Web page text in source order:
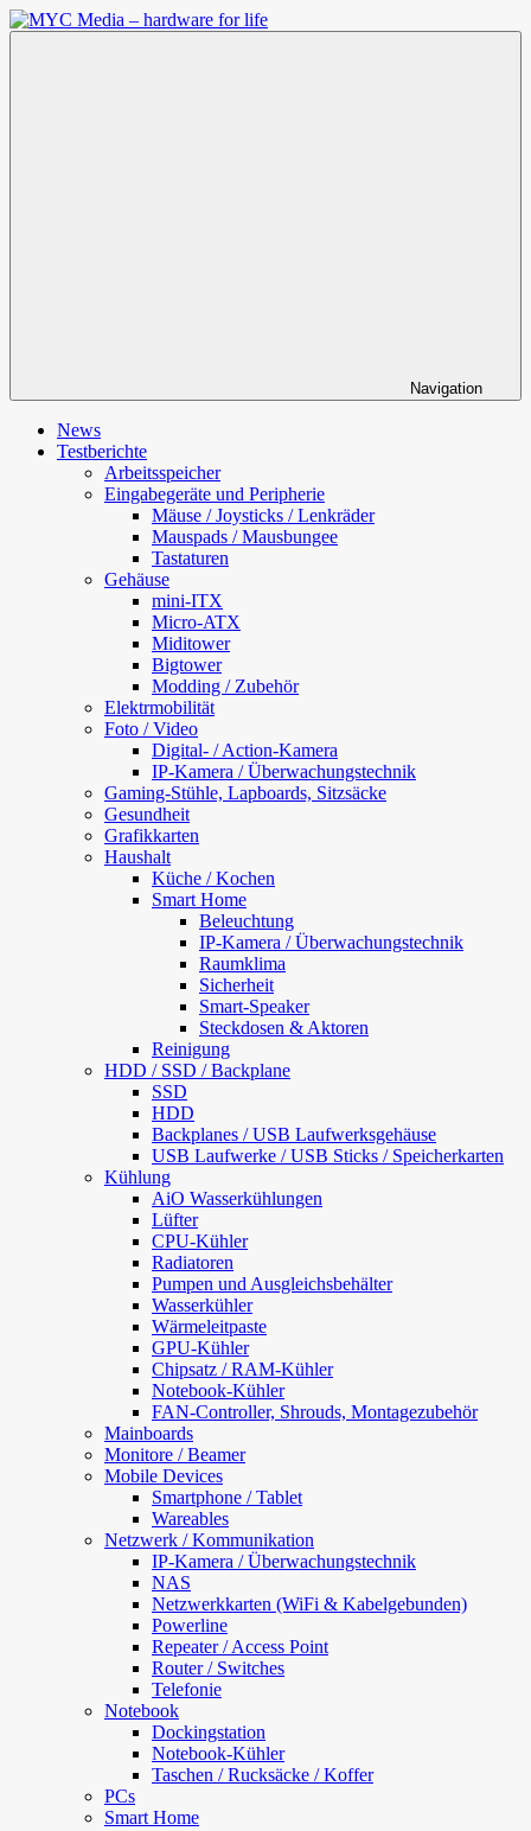
Zum
Inhalt
Navigation
News
Testberichte
Arbeitsspeicher
Eingabegeräte und Peripherie
Mäuse / Joysticks / Lenkräder
Mauspads / Mausbungee
Tastaturen
Gehäuse
mini-ITX
Micro-ATX
Miditower
Bigtower
Modding / Zubehör
Elektrmobilität
Foto / Video
Digital- / Action-Kamera
IP-Kamera / Überwachungstechnik
Gaming-Stühle, Lapboards, Sitzsäcke
Gesundheit
Grafikkarten
Haushalt
Küche / Kochen
Smart Home
Beleuchtung
IP-Kamera / Überwachungstechnik
Raumklima
Sicherheit
Smart-Speaker
Steckdosen & Aktoren
Reinigung
HDD / SSD / Backplane
SSD
HDD
Backplanes / USB Laufwerksgehäuse
USB Laufwerke / USB Sticks / Speicherkarten
Kühlung
AiO Wasserkühlungen
Lüfter
CPU-Kühler
Radiatoren
Pumpen und Ausgleichsbehälter
Wasserkühler
Wärmeleitpaste
GPU-Kühler
Chipsatz / RAM-Kühler
Notebook-Kühler
FAN-Controller, Shrouds, Montagezubehör
Mainboards
Monitore / Beamer
Mobile Devices
Smartphone / Tablet
Wareables
Netzwerk / Kommunikation
IP-Kamera / Überwachungstechnik
NAS
Netzwerkkarten (WiFi & Kabelgebunden)
Powerline
Repeater / Access Point
Router / Switches
Telefonie
Notebook
Dockingstation
Notebook-Kühler
Taschen / Rucksäcke / Koffer
PCs
Smart Home